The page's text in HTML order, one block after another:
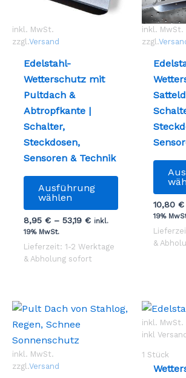
inkl. MwSt.
zzgl.Versand
Edelstahl-
Wetterschutz mit
Pultdach &
Abtropfkante |
Schalter,
Steckdosen,
Sensoren & Technik
Ausführung
wählen
Dieses
Produkt
weist
mehrere
Varianten
können
Produktseite
gewählt
8,95€ –53,19€ inkl.
19% MwSt.
Lieferzeit: 1-2 Werktage
& Abholung sofort
inkl. MwSt.
zzgl.
10,80€
19%
&
inkl. MwSt.
zzgl.Versand
inkl. MwSt.
inkl Versand
1 Stück